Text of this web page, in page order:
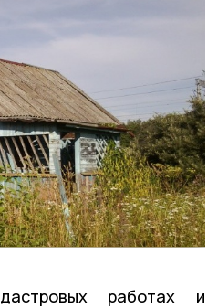
работах и